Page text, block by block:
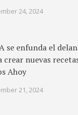
24, 2024
se enfunda el
crear nuevas
Ahoy
21, 2024